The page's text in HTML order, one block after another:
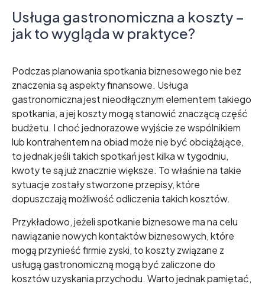
Usługa gastronomiczna a koszty –
jak to wygląda w praktyce?
Podczas planowania spotkania biznesowego nie bez
znaczenia są aspekty finansowe. Usługa
gastronomiczna jest nieodłącznym elementem takiego
spotkania, a jej koszty mogą stanowić znaczącą część
budżetu. I choć jednorazowe wyjście ze wspólnikiem
lub kontrahentem na obiad może nie być obciążające,
to jednak jeśli takich spotkań jest kilka w tygodniu,
kwoty te są już znacznie większe. To właśnie na takie
sytuacje zostały stworzone przepisy, które
dopuszczają możliwość odliczenia takich kosztów.
Przykładowo, jeżeli spotkanie biznesowe ma na celu
nawiązanie nowych kontaktów biznesowych, które
mogą przynieść firmie zyski, to koszty związane z
usługą gastronomiczną mogą być zaliczone do
kosztów uzyskania przychodu. Warto jednak pamiętać,